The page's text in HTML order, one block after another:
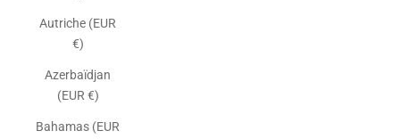
Autriche (EUR
€)
Azerbaïdjan
(EUR €)
Bahamas (EUR